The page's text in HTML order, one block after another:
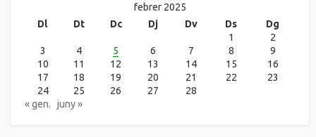
febrer 2025
Dl
Dt Dc Dj Dv Ds
Dg
1
2
3
4 5 6 7 8
9
10
11 12 13 14 15
16
17
18 19 20 21 22
23
24
25 26 27
28
« gen.
juny »